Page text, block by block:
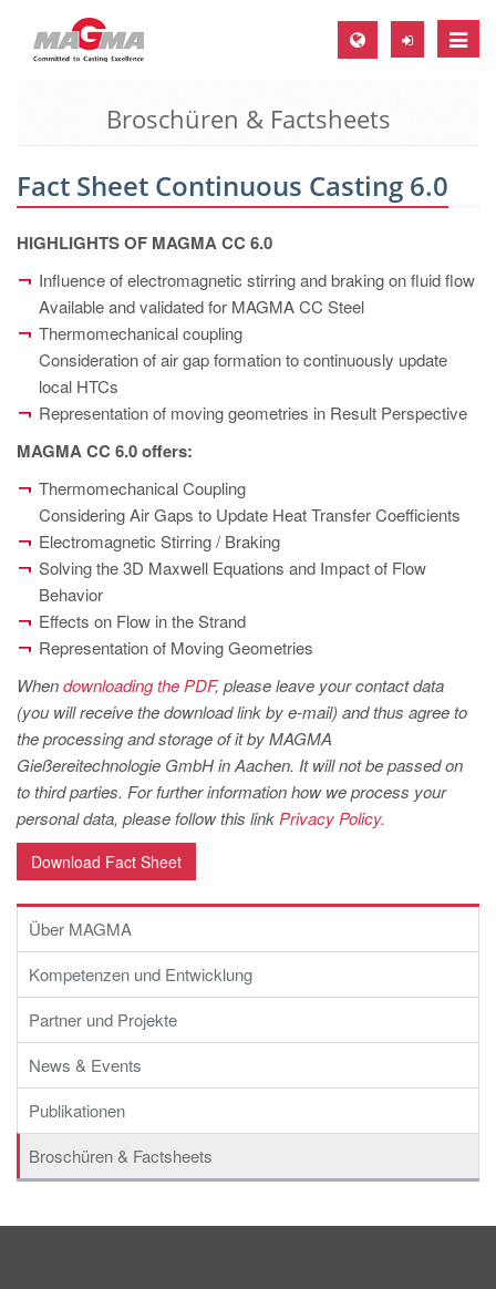
Toggle
MAGMA Europa, Deutschland
EN
EN
ES
MAGMA Asien-Pazifik, Singapur
EN
MAGMA Südamerika, Brasilien
PT
ES
MAGMA Türkei
EN
TR
MAGMA China
ZH
MAGMA Indien
EN
MAGMA Korea
EN
KO
Broschüren & Factsheets
Fact Sheet Continuous Casting 6.0
HIGHLIGHTS OF MAGMA CC 6.0
Influence of electromagnetic stirring and braking on fluid flow
Available and validated for MAGMA CC Steel
Thermomechanical coupling
Consideration of air gap formation to continuously update
local HTCs
Representation of moving geometries in Result Perspective
MAGMA CC 6.0 offers:
Thermomechanical Coupling
Considering Air Gaps to Update Heat Transfer Coefficients
Electromagnetic Stirring / Braking
Solving the 3D Maxwell Equations and Impact of Flow
Behavior
Effects on Flow in the Strand
Representation of Moving Geometries
Whendownloading the PDF, please leave your contact data
(you will receive the download link by e-mail) and thus agree to
the processing and storage of it by MAGMA
Gießereitechnologie GmbH in Aachen. It will not be passed on
to third parties. For further information how we process your
personal data, please follow this link Privacy Policy.
Download Fact Sheet
Über MAGMA
Kompetenzen und Entwicklung
Partner und Projekte
News & Events
Publikationen
Broschüren & Factsheets